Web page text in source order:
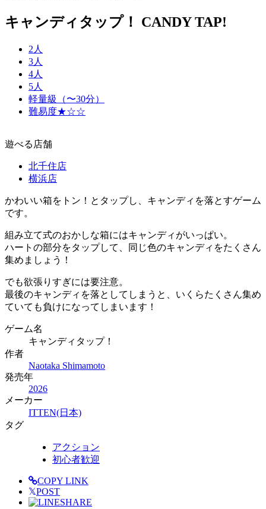
キャンディタップ！ CANDY TAP!
2人
3人
4人
5人
軽量級（〜30分）
難易度★☆☆
遊べる店舗
北千住店
横浜店
かわいい箱をトン！とタップし、キャンディを落とすゲーム
です。
組み立て式のおかしな箱にはキャンディがいっぱい。
ハートの部分をタップして、同じ色のキャンディをたくさん
集めましょう！
でも欲張りすぎには要注意。
最後のキャンディを落としてしまうと、いくらたくさん集め
ていても負けになってしまいます！
ゲーム名
キャンディタップ！
作者
Naotaka Shimamoto
発売年
2026
メーカー
ITTEN(日本)
タグ
アクション
初心者歓迎
COPY LINK
𝕏POST
SHARE